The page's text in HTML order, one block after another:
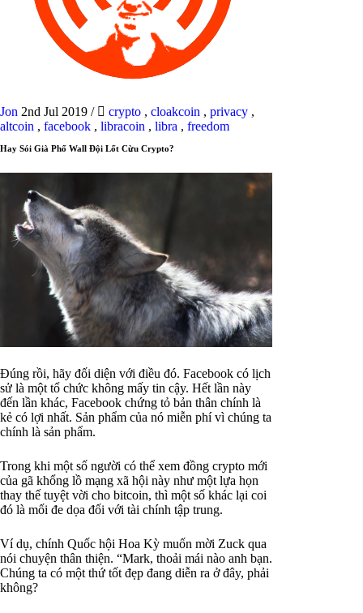
Jon 2nd Jul 2019 / crypto , cloakcoin , privacy ,
altcoin , facebook , libracoin , libra , freedom
Hay Sói Già Phố Wall Đội Lốt Cừu Crypto?
Đúng rồi, hãy đối diện với điều đó. Facebook có lịch
sử là một tổ chức không mấy tin cậy. Hết lần này
đến lần khác, Facebook chứng tỏ bản thân chính là
kẻ có lợi nhất. Sản phẩm của nó miễn phí vì chúng ta
chính là sản phẩm.
Trong khi một số người có thể xem đồng crypto mới
của gã khổng lồ mạng xã hội này như một lựa họn
thay thế tuyệt vời cho bitcoin, thì một số khác lại coi
đó là mối đe dọa đối với tài chính tập trung.
Ví dụ, chính Quốc hội Hoa Kỳ muốn mời Zuck qua
nói chuyện thân thiện. “Mark, thoải mái nào anh bạn.
Chúng ta có một thứ tốt đẹp đang diễn ra ở đây, phải
không?